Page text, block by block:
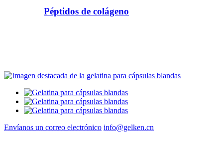
Péptidos de colágeno
Envíanos un correo electrónico info@gelken.cn